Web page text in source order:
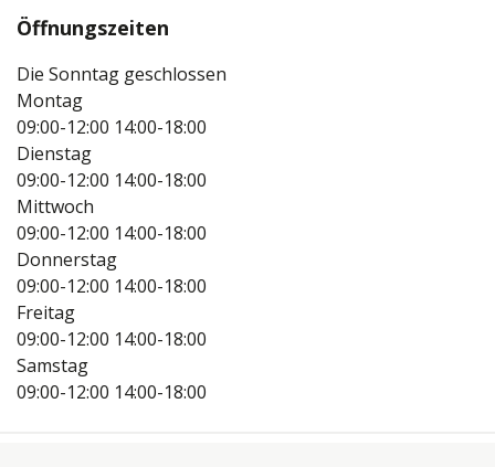
Öffnungszeiten
Die Sonntag geschlossen
Montag
09:00-12:00 14:00-18:00
Dienstag
09:00-12:00 14:00-18:00
Mittwoch
09:00-12:00 14:00-18:00
Donnerstag
09:00-12:00 14:00-18:00
Freitag
09:00-12:00 14:00-18:00
Samstag
09:00-12:00 14:00-18:00